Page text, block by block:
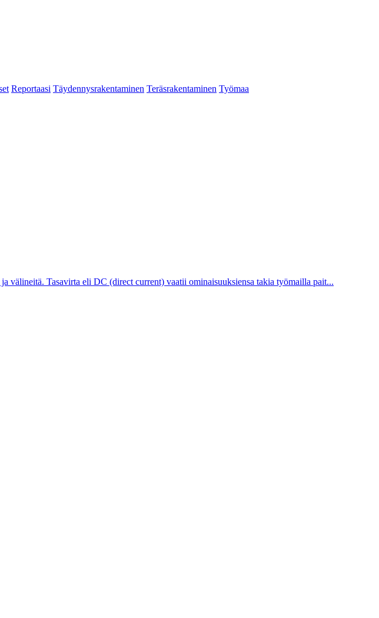
Reportaasi Täydennysrakentaminen Teräsrakentaminen Työmaa
välineitä. Tasavirta eli DC (direct current) vaatii ominaisuuksiensa takia työmailla pait...